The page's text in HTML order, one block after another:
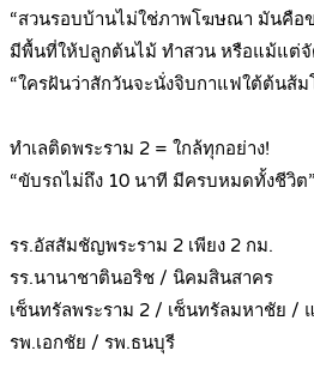
“สวนรอบบ้านไม่ใช่ภาพโฆษณา มันคือข
มีพื้นที่ให้ปลูกต้นไม้ ทำสวน หรือแม้แต่จั
“ใครฝันว่าสักวันจะนั่งจิบกาแฟใต้ต้นส้
ทำเลติดพระราม 2 = ใกล้ทุกอย่าง!
“ขับรถไม่ถึง 10 นาที มีครบหมดทั้งชีวิต”
รร.อัสสัมชัญพระราม 2 เพียง 2 กม.
รร.นานาชาตินอริช / นิคมสินสาคร
เซ็นทรัลพระราม 2 / เซ็นทรัลมหาชัย /
รพ.เอกชัย / รพ.ธนบุรี